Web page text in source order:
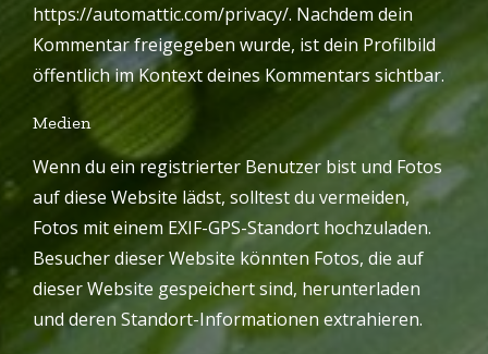
https://automattic.com/privacy/. Nachdem dein
Kommentar freigegeben wurde, ist dein Profilbild
öffentlich im Kontext deines Kommentars sichtbar.
Medien
Wenn du ein registrierter Benutzer bist und Fotos
auf diese Website lädst, solltest du vermeiden,
Fotos mit einem EXIF-GPS-Standort hochzuladen.
Besucher dieser Website könnten Fotos, die auf
dieser Website gespeichert sind, herunterladen
und deren Standort-Informationen extrahieren.